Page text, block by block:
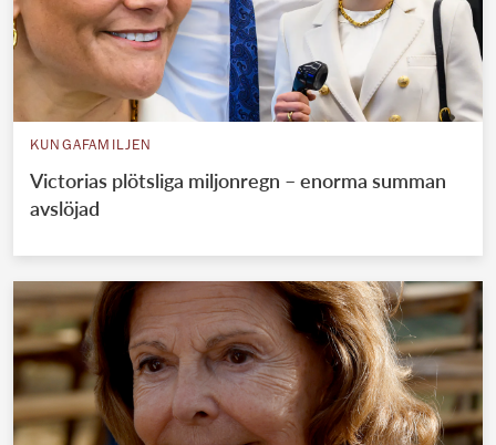
KUNGAFAMILJEN
Victorias plötsliga miljonregn – enorma summan
avslöjad